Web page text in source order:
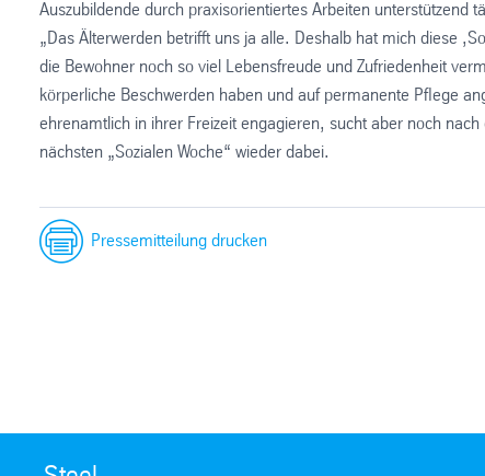
Auszubildende durch praxisorientiertes Arbeiten unterstützend
„Das Älterwerden betrifft uns ja alle. Deshalb hat mich diese
die Bewohner noch so viel Lebensfreude und Zufriedenheit
körperliche Beschwerden haben und auf permanente Pflege
ehrenamtlich in ihrer Freizeit engagieren, sucht aber noch
nächsten „Sozialen Woche“ wieder dabei.
Pressemitteilung drucken